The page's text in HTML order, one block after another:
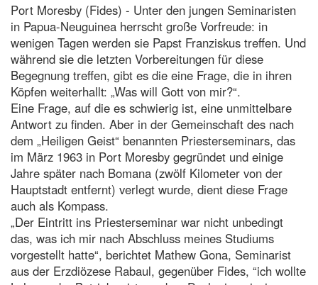
Port Moresby (Fides) - Unter den jungen Seminaristen
in Papua-Neuguinea herrscht große Vorfreude: in
wenigen Tagen werden sie Papst Franziskus treffen. Und
während sie die letzten Vorbereitungen für diese
Begegnung treffen, gibt es die eine Frage, die in ihren
Köpfen weiterhallt: „Was will Gott von mir?“.
Eine Frage, auf die es schwierig ist, eine unmittelbare
Antwort zu finden. Aber in der Gemeinschaft des nach
dem „Heiligen Geist“ benannten Priesterseminars, das
im März 1963 in Port Moresby gegründet und einige
Jahre später nach Bomana (zwölf Kilometer von der
Hauptstadt entfernt) verlegt wurde, dient diese Frage
auch als Kompass.
„Der Eintritt ins Priesterseminar war nicht unbedingt
das, was ich mir nach Abschluss meines Studiums
vorgestellt hatte“, berichtet Mathew Gona, Seminarist
aus der Erzdiözese Rabaul, gegenüber Fides, “ich wollte